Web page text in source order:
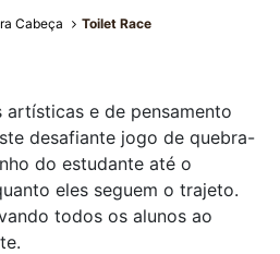
Cabeça Toilet Race
artísticas e de pensamento
desafiante jogo de quebra-
do estudante até o
eles seguem o trajeto.
todos os alunos ao